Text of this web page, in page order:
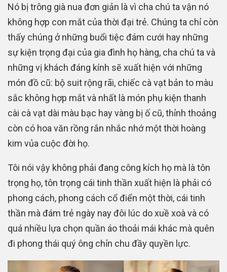
Nó bị trông già nua đơn giản là vì cha chú ta vận nó
không hợp con mắt của thời đại trẻ. Chúng ta chỉ còn
thấy chúng ở những buổi tiệc đám cưới hay những
sự kiện trọng đại của gia đình họ hàng, cha chú ta và
những vị khách đáng kính sẽ xuất hiện với những
món đồ cũ: bộ suit rộng rãi, chiếc cà vạt bản to màu
sắc không hợp mắt và nhất là món phụ kiện thanh
cài cà vạt dài màu bạc hay vàng bị ố cũ, thỉnh thoảng
còn có hoa văn rồng rắn nhắc nhớ một thời hoàng
kim vủa cuộc đời họ.
Tôi nói vậy không phải đang công kích họ mà là tôn
trọng họ, tôn trọng cái tinh thần xuất hiện là phải có
phong cách, phong cách cổ điển một thời, cái tinh
thần mà đám trẻ ngày nay đôi lúc do xuề xoà và có
quá nhiều lựa chọn quần áo thoải mái khác mà quên
đi phong thái quý ông chỉn chu đầy quyền lực.